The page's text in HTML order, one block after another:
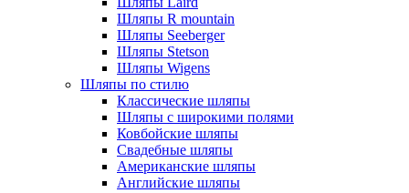
Шляпы R mountain
Шляпы Seeberger
Шляпы Stetson
Шляпы Wigens
Шляпы по стилю
Классические шляпы
Шляпы с широкими полями
Ковбойские шляпы
Свадебные шляпы
Американские шляпы
Английские шляпы